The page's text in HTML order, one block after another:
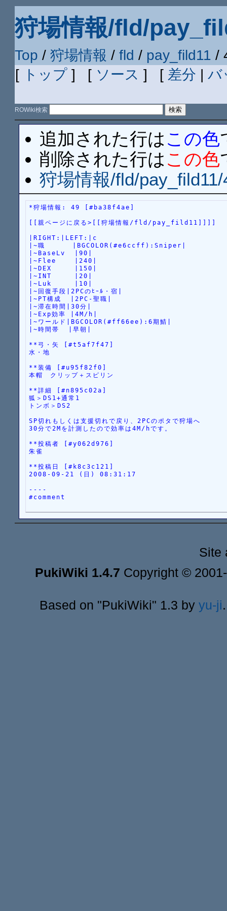
狩場情報/fld/
Top /狩場情報 /fld / pay_fild11 /
[ トップ] [ ソース ] [ 差分 | バ
ROWiki検索
追加された行は この色
削除された行は この色
狩場情報/fld/pay_fild11/
*狩場情報: 49 [#ba38f4ae]
[[親ページに戻る>[[狩場情報/fld/pay_fild11]]]]
|RIGHT:|LEFT:|c
|~職      |BGCOLOR(#e6ccff):Sniper|
|~BaseLv  |90|
|~Flee    |240|
|~DEX     |150|
|~INT     |20|
|~Luk     |10|
|~回復手段|2PCのﾋｰﾙ・宿|
|~PT構成  |2PC-聖職|
|~滞在時間|30分|
|~Exp効率 |4M/h|
|~ワールド|BGCOLOR(#ff66ee):6期鯖|
|~時間帯  |早朝|
**弓・矢 [#t5af7f47]
水・地
**装備 [#u95f82f0]
本帽　クリップ＋スピリン
**詳細 [#n895c02a]
狐＞DS1+通常1
トンボ＞DS2
SP切れもしくは支援切れで戻り、2PCのポタで狩場へ
30分で2Mを計測したので効率は4M/hです。
**投稿者 [#y062d976]
朱雀
**投稿日 [#k8c3c121]
2008-09-21 (日) 08:31:17
----
#comment
Site
PukiWiki 1.4.7 Copyright ©
Based on "PukiWiki" 1.3 by yu-ji